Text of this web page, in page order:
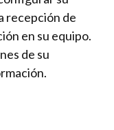
recepción de
en su equipo.
de su